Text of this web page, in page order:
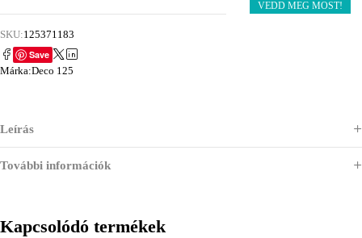
VEDD MEG MOST!
SKU:125371183
Save
Márka:Deco 125
Leírás
További információk
Kapcsolódó termékek